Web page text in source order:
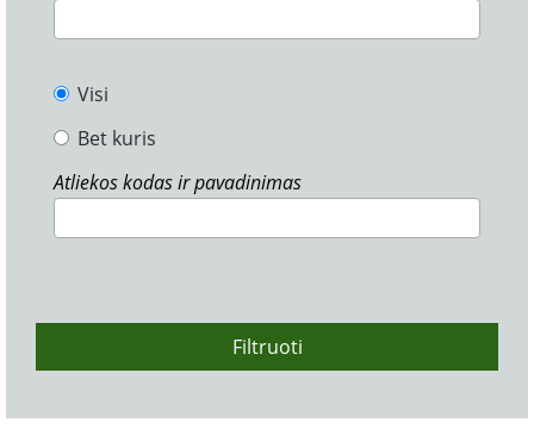
Visi
Bet kuris
Atliekos kodas ir pavadinimas
Filtruoti